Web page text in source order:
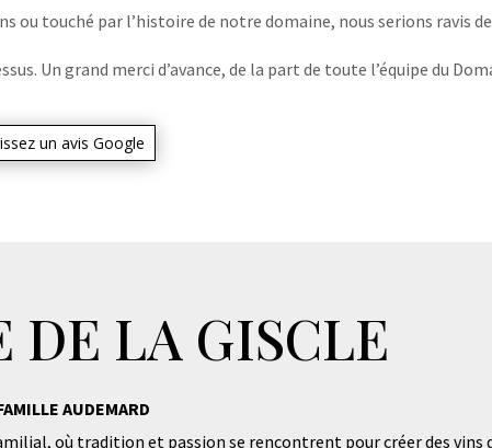
ou touché par l’histoire de notre domaine, nous serions ravis
Un grand merci d’avance, de la part de toute l’équipe du
un avis Google
DE LA GISCLE
AUDEMARD
où tradition et passion se rencontrent pour créer des vins